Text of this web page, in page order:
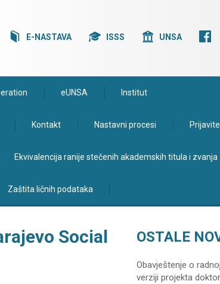
E-NASTAVA ISSS UNSA
eUNSA Institut
Kontakt Nastavni procesi
Ekvivalencija ranije stečenih akademskih titula i zvanja
Zaštita ličnih podataka
Social
OSTALE
Obavještenje o
verziji projekta